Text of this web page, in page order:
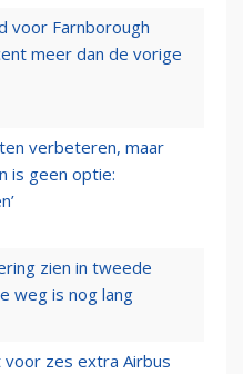
voor Farnborough
meer dan de vorige
verbeteren, maar
is geen optie:
zien in tweede
weg is nog lang
voor zes extra Airbus